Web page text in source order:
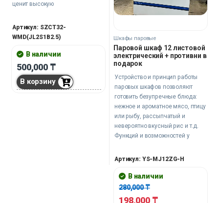
ценит высокую
надежность в кулинарии.
Артикул: SZCT32-
WMD(JL2S1B2.5)
В наличии
500,000 ₸
В корзину
Шкафы паровые
Паровой шкаф 12 листовой
электрический + противни в
подарок
Устройство и принцип работы
паровых шкафов позволяют
готовить безупречные блюда:
нежное и ароматное мясо, птицу
или рыбу, рассыпчатый и
невероятно вкусный рис и т.д.
Функций и возможностей у
Артикул: YS-MJ12ZG-H
В наличии
280,000₸
198,000 ₸